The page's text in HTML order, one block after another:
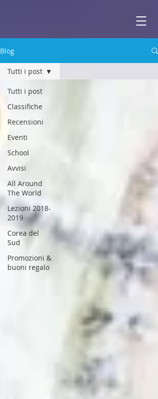
Scuola di
Blog
Tutti i post
Classifiche
Recensioni
Eventi
School
Avvisi
All Around
The World
Lezioni 2018-
2019
Corea del
Sud
Promozioni &
buoni regalo
Tutti i post